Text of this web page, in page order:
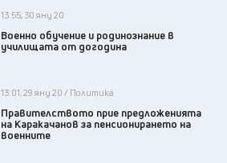
13:55, 30 яну 20
Военно обучение и родинознание в
училищата от догодина
13:01, 29 яну 20 / Политика
Правителството прие предложенията
на Каракачанов за пенсионирането на
военните